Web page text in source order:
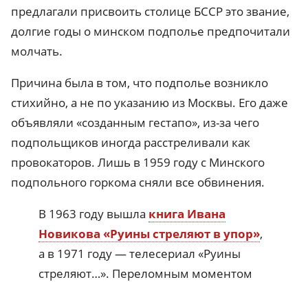
предлагали присвоить столице БССР это звание,
долгие годы о минском подполье предпочитали
молчать.
Причина была в том, что подполье возникло
стихийно, а не по указанию из Москвы. Его даже
объявляли «созданным гестапо», из-за чего
подпольщиков иногда расстреливали как
провокаторов. Лишь в 1959 году с Минского
подпольного горкома сняли все обвинения.
В 1963 году вышла книга Ивана
Новикова «Руины стреляют в упор»,
а в 1971 году — телесериал «Руины
стреляют…». Переломным моментом